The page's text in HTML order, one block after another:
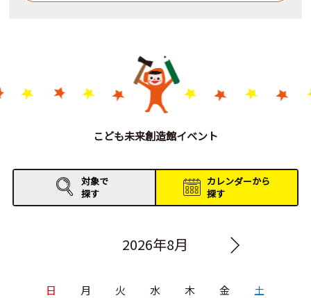
こども未来創造館イベント
対象で
探す
カレンダーから
探す
2026年8月
日 月 火 水 木 金 土